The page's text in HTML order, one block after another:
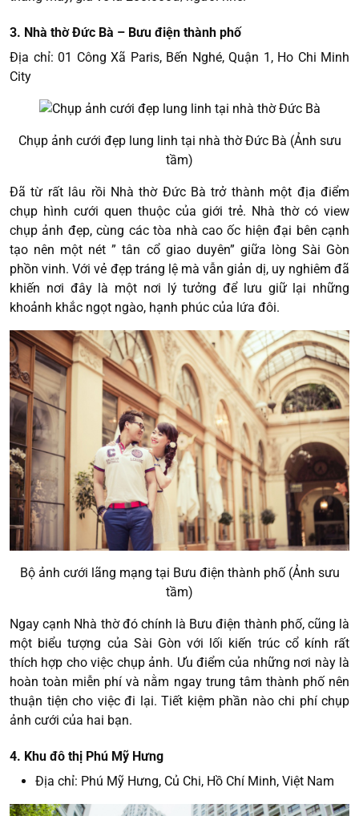
3. Nhà thờ Đức Bà – Bưu điện thành phố
Địa chỉ: 01 Công Xã Paris, Bến Nghé, Quận 1, Ho Chi Minh
City
Chụp ảnh cưới đẹp lung linh tại nhà thờ Đức Bà (Ảnh sưu
tầm)
Đã từ rất lâu rồi Nhà thờ Đức Bà trở thành một địa điểm
chụp hình cưới quen thuộc của giới trẻ. Nhà thờ có view
chụp ảnh đẹp, cùng các tòa nhà cao ốc hiện đại bên cạnh
tạo nên một nét ” tân cổ giao duyên” giữa lòng Sài Gòn
phồn vinh. Với vẻ đẹp tráng lệ mà vẫn giản dị, uy nghiêm đã
khiến nơi đây là một nơi lý tưởng để lưu giữ lại những
khoảnh khắc ngọt ngào, hạnh phúc của lứa đôi.
Bộ ảnh cưới lãng mạng tại Bưu điện thành phố (Ảnh sưu
tầm)
Ngay cạnh Nhà thờ đó chính là Bưu điện thành phố, cũng là
một biểu tượng của Sài Gòn với lối kiến trúc cổ kính rất
thích hợp cho việc chụp ảnh. Ưu điểm của những nơi này là
hoàn toàn miễn phí và nằm ngay trung tâm thành phố nên
thuận tiện cho việc đi lại. Tiết kiệm phần nào chi phí chụp
ảnh cưới của hai bạn.
4. Khu đô thị Phú Mỹ Hưng
Địa chỉ: Phú Mỹ Hưng, Củ Chi, Hồ Chí Minh, Việt Nam